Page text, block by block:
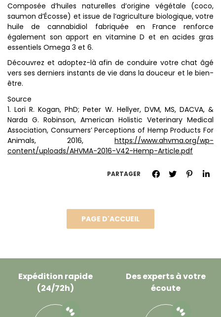
Composée d’huiles naturelles d’origine végétale (coco,
saumon d’Écosse) et issue de l’agriculture biologique, votre
huile de cannabidiol fabriquée en France renforce
également son apport en vitamine D et en acides gras
essentiels Omega 3 et 6.
Découvrez et adoptez-là afin de conduire votre chat âgé
vers ses derniers instants de vie dans la douceur et le bien-
être.
Source
1. Lori R. Kogan, PhD; Peter W. Hellyer, DVM, MS, DACVA, &
Narda G. Robinson, American Holistic Veterinary Medical
Association, Consumers’ Perceptions of Hemp Products For
Animals, 2016, https://www.ahvma.org/wp-
content/uploads/AHVMA-2016-V42-Hemp-Article.pdf
PARTAGER
Expédition rapide
(24/72h)
Des experts à votre
écoute